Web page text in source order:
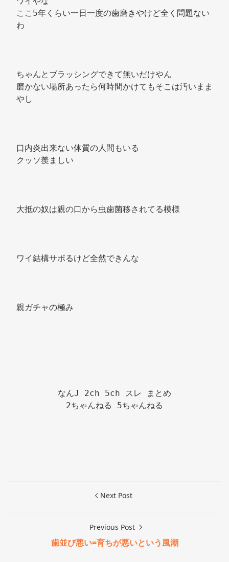
ここ5年くらい一日一度の歯磨きやけど全く問題ない
わ
ちゃんとブラッシングできて無いだけやん
磨かない場所あったら何時間かけてもそこは汚いまま
やし
口内炎出来ない体質の人間もいる
クッソ羨ましい
大抵の奴は親の口から虫歯菌移されてる模様
ワイ結構サボるけど全然できんな
親ガチャの極み
なんJ 2ch 5ch スレ まとめ
2ちゃんねる 5ちゃんねる
Next Post
Previous Post
歯並び悪い=育ちが悪いという風潮